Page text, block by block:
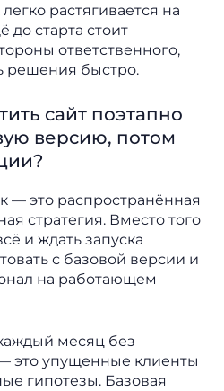
растягивается на
старта стоит
ответственного,
решения быстро.
сайт поэтапно
версию, потом
— это распространённая
стратегия. Вместо того
и ждать запуска
с базовой версии и
на работающем
месяц без
это упущенные клиенты
гипотезы. Базовая